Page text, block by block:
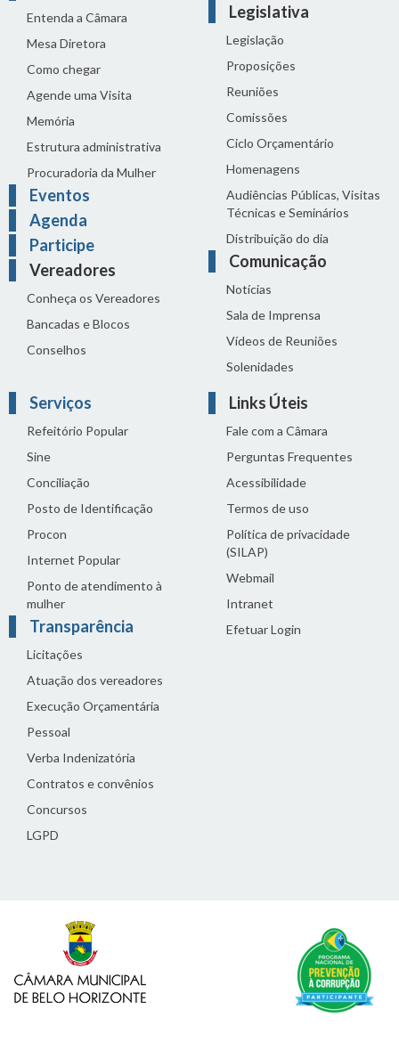
Entenda a Câmara
Mesa Diretora
Como chegar
Agende uma Visita
Memória
Estrutura administrativa
Procuradoria da Mulher
Eventos
Agenda
Participe
Vereadores
Conheça os Vereadores
Bancadas e Blocos
Conselhos
Legislativa
Legislação
Proposições
Reuniões
Comissões
Ciclo Orçamentário
Homenagens
Audiências Públicas, Visitas
Técnicas e Seminários
Distribuição do dia
Comunicação
Notícias
Sala de Imprensa
Vídeos de Reuniões
Solenidades
Serviços
Refeitório Popular
Sine
Conciliação
Posto de Identificação
Procon
Internet Popular
Ponto de atendimento à
mulher
Transparência
Licitações
Atuação dos vereadores
Execução Orçamentária
Pessoal
Verba Indenizatória
Contratos e convênios
Concursos
LGPD
Links Úteis
Fale com a Câmara
Perguntas Frequentes
Acessibilidade
Termos de uso
Política de privacidade
(SILAP)
Webmail
Intranet
Efetuar Login